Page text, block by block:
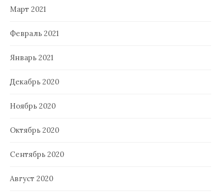
Март 2021
Февраль 2021
Январь 2021
Декабрь 2020
Ноябрь 2020
Октябрь 2020
Сентябрь 2020
Август 2020